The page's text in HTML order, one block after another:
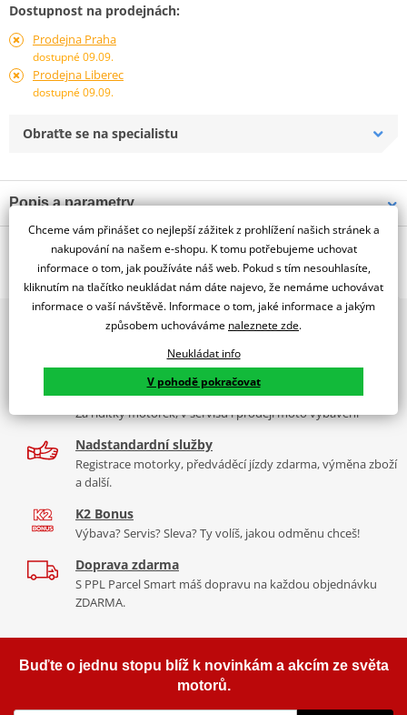
Dostupnost na prodejnách:
Prodejna Praha
dostupné 09.09.
Prodejna Liberec
dostupné 09.09.
Obraťte se na specialistu
Popis a parametry
Jsme autorizovaný
dealer značky PUIG
RACING SCREEN HONDA CBR1000RR 08-11 C/YELLOW
Tabulka velikostí
Co když mi to nebude
O výrobci
PUIG byl založen v roce 1964 ve Španělsku. Vyrábí se ve městě
Granollers poblíž Barcelony na ploše 8 000 m² v objektu, který se
dělí na 3 části: komerční, odlitkovou a kovových součástek. Již 40
let se účastní nejslavnějších závodů motocyklů po celém světě. V
naší nabídce naleznete doplňky a příslušenství například: plexi,
padací protektory a mnoho dalšího.
Zobrazit všechny produktyznačky PUIG
2x multibrand showroom
díly, to vše v Praze a Liberci
Více než 30 let zkušeností
Za řídítky motorek, v servisu i prodeji moto vybavení
Nadstandardní služby
Registrace motorky, předváděcí jízdy zdarma, výměna zboží
a další.
K2 Bonus
Výbava? Servis? Sleva? Ty volíš, jakou odměnu chceš!
Doprava zdarma
S PPL Parcel Smart máš dopravu na každou objednávku
ZDARMA.
Buďte o jednu stopu blíž k novinkám a akcím ze světa
motorů.
Chceme vám přinášet co nejlepší zážitek z prohlížení našich stránek a
nakupování na našem e-shopu. K tomu potřebujeme uchovat
informace o tom, jak používáte náš web. Pokud s tím nesouhlasíte,
kliknutím na tlačítko neukládat nám dáte najevo, že nemáme uchovávat
informace o vaší návštěvě. Informace o tom, jaké informace a jakým
způsobem uchováváme naleznete zde.
Neukládat info
V pohodě pokračovat